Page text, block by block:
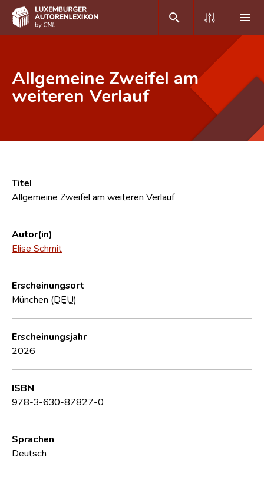
DE
Häufige Fragen und Antworten
CNL
Forschungsgruppe
Kontakt
Allgemeine Zweifel am
weiteren Verlauf
Titel
Allgemeine Zweifel am weiteren Verlauf
Autor(in)
Elise Schmit
Erscheinungsort
München (DEU)
Erscheinungsjahr
2026
ISBN
978-3-630-87827-0
Sprachen
Deutsch